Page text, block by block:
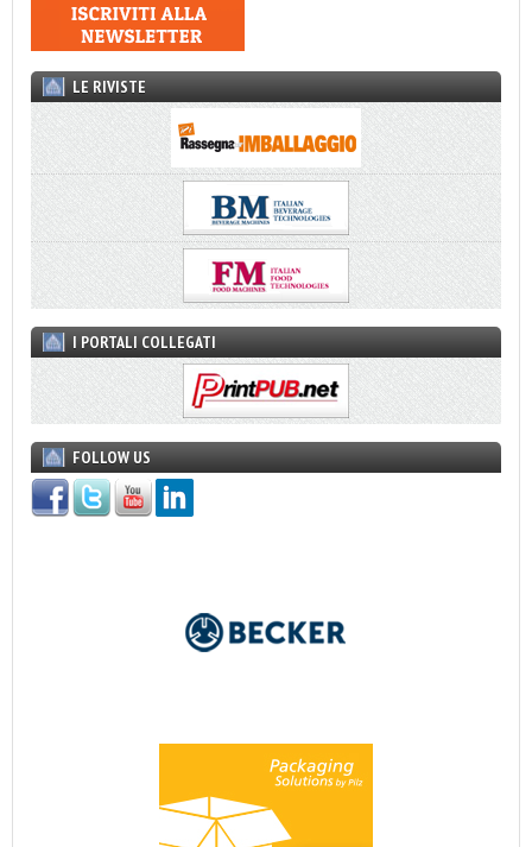
LE RIVISTE
I PORTALI COLLEGATI
FOLLOW US